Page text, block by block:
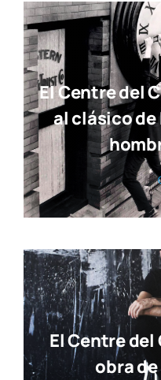
El Centre del
al clásico de
El Centre
obra